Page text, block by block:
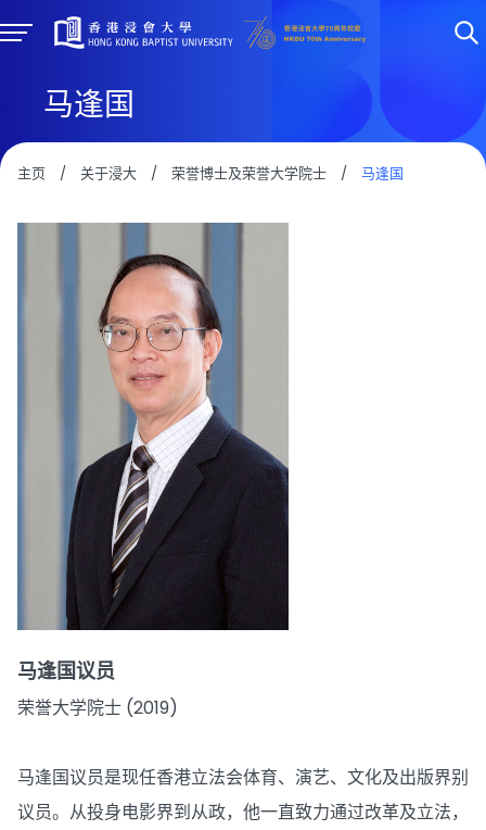
马逢国
主页 / 关于浸大 / 荣誉博士及荣誉大学院士 / 马逢国
马逢国议员
荣誉大学院士 (2019)
马逢国议员是现任香港立法会体育、演艺、文化及出版界别
议员。从投身电影界到从政，他一直致力通过改革及立法，